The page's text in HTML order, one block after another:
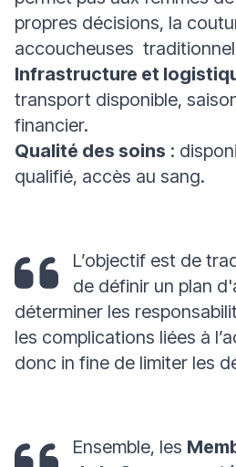
propres décisions, la
accoucheuses
Infrastructure et
transport disponible,
financier.
Qualité des soins :
qualifié, accès au sang.
L’objectif est de
de définir un plan
déterminer les
les complications liées à
donc in fine de limiter les
Ensemble, les